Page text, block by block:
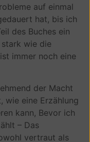
auf einmal
hat, bis ich
des Buches ein
stark wie die
immer noch eine
der Macht
wie eine Erzählung
kann, Bevor ich
– Das
vertraut als